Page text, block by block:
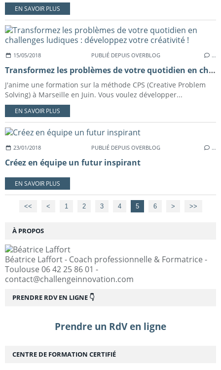
EN SAVOIR PLUS
15/05/2018 PUBLIÉ DEPUIS OVERBLOG …
Transformez les problèmes de votre quotidien en challenges ludiques : développez votre créativité !
J'anime une formation sur la méthode CPS (Creative Problem
Solving) à Marseille en Juin. Vous voulez développer...
EN SAVOIR PLUS
23/01/2018 PUBLIÉ DEPUIS OVERBLOG …
Créez en équipe un futur inspirant
EN SAVOIR PLUS
<< < 1 2 3 4 5 6 > >>
À PROPOS
Béatrice Laffort - Coach professionnelle & Formatrice -
Toulouse 06 42 25 86 01 -
contact@challengeinnovation.com
PRENDRE RDV EN LIGNE 👇
Prendre un RdV en ligne
CENTRE DE FORMATION CERTIFIÉ